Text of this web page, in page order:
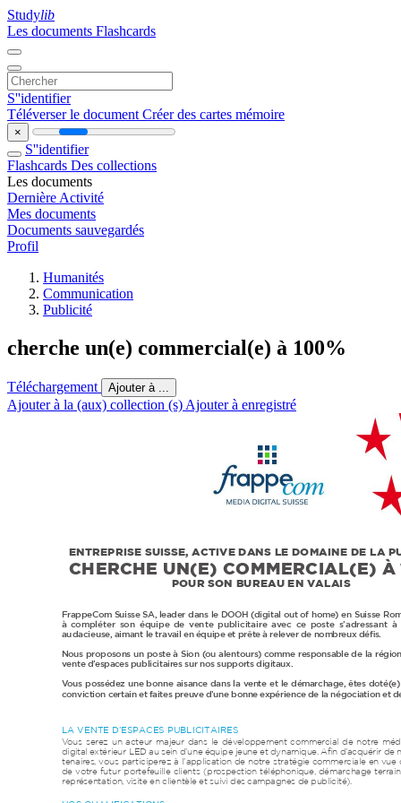
Studylib
Les documents Flashcards
S''identifier
Téléverser le document Créer des cartes mémoire
×
S''identifier
Flashcards Des collections
Les documents
Dernière Activité
Mes documents
Documents sauvegardés
Profil
Humanités
Communication
Publicité
cherche un(e) commercial(e) à 100%
Téléchargement Ajouter à ...
Ajouter à la (aux) collection (s) Ajouter à enregistré
FrappeCom Suisse SA, leader dans le DOOH (digital out of home) en Suisse
à compléter son équipe de vente publicitaire avec ce poste s’adressant
audacieuse, aimant le travail en équipe et prête à relever de nombreux dés.
Nous proposons un poste à Sion (ou alentours) comme responsable de la
vente d’espaces publicitaires sur nos supports digitaux.
Vous possédez une bonne aisance dans la vente et le démarchage, êtes doté(e)
conviction certain et faites preuve d’une bonne expérience de la négociation et
LA VENTE D’ESPACES PUBLICITAIRES
Vous serez un acteur majeur dans le développement commercial de notre
digital extérieur LED au sein d’une équipe jeune et dynamique. An d’acquérir de
tenaires, vous participerez à l’application de notre stratégie commerciale en vue
de votre futur portefeuille clients (prospection téléphonique, démarchage terr
représentation, visite en clientèle et suivi des campagnes de publicité).
ENTREPRISE SUISSE, ACTIVE DANS LE DOMAINE DE LA
CHERCHE UN(E) COMMERCIAL(E) À
POUR SON BUREAU EN VALAIS